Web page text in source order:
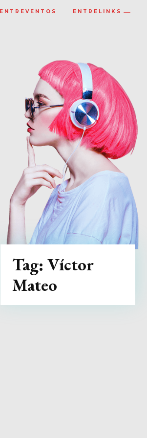
ENTREVENTOS ENTRELINKS
Tag: Víctor
Mateo